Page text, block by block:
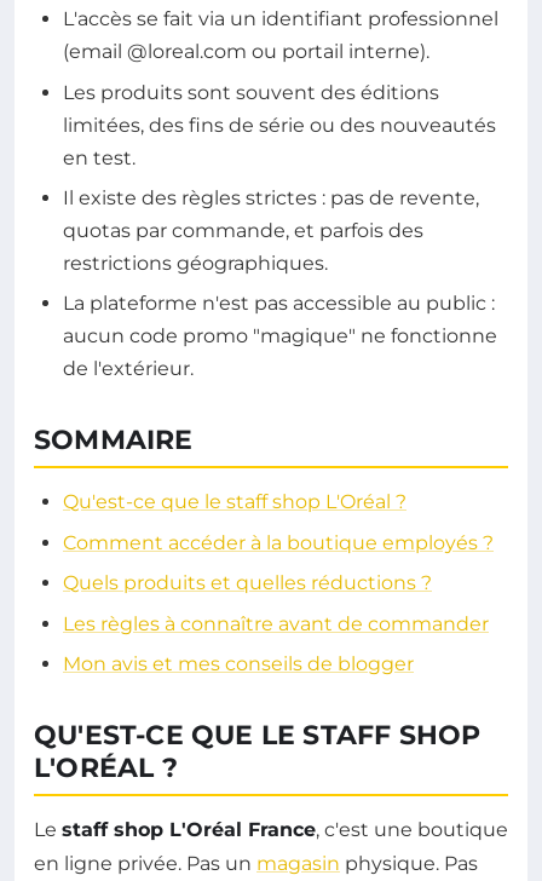
L'accès se fait via un identifiant professionnel
(email @loreal.com ou portail interne).
Les produits sont souvent des éditions
limitées, des fins de série ou des nouveautés
en test.
Il existe des règles strictes : pas de revente,
quotas par commande, et parfois des
restrictions géographiques.
La plateforme n'est pas accessible au public :
aucun code promo "magique" ne fonctionne
de l'extérieur.
SOMMAIRE
Qu'est-ce que le staff shop L'Oréal ?
Comment accéder à la boutique employés ?
Quels produits et quelles réductions ?
Les règles à connaître avant de commander
Mon avis et mes conseils de blogger
QU'EST-CE QUE LE STAFF SHOP
L'ORÉAL ?
Le staff shop L'Oréal France, c'est une boutique
en ligne privée. Pas un magasin physique. Pas